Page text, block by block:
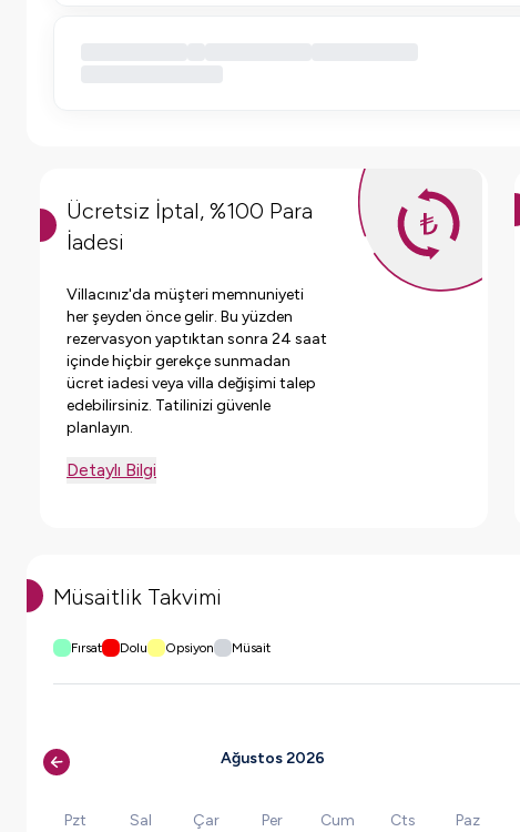
Ücretsiz İptal, %100 Para
İadesi
Villacınız'da müşteri memnuniyeti
her şeyden önce gelir. Bu yüzden
rezervasyon yaptıktan sonra 24 saat
içinde hiçbir gerekçe sunmadan
ücret iadesi veya villa değişimi talep
edebilirsiniz. Tatilinizi güvenle
planlayın.
Detaylı Bilgi
Müsaitlik Takvimi
Fırsat Dolu Opsiyon Müsait
Ağustos 2026
Pzt Sal Çar Per Cum Cts Paz